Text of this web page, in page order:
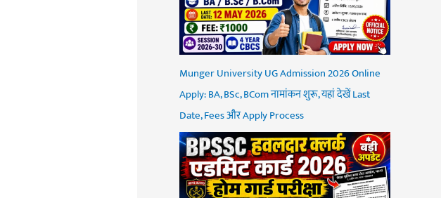
Munger University UG Admission 2026 Online
Apply: BA, BSc, BCom नामांकन शुरू, यहां देखें Last
Date, Fees और Apply Process